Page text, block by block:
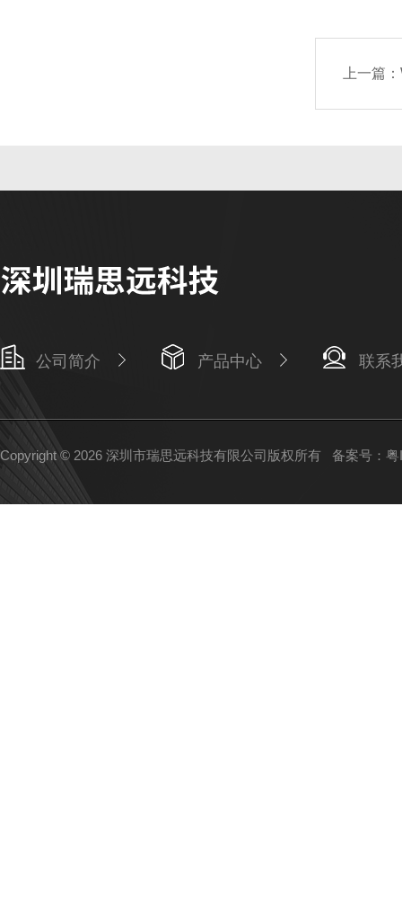
上一篇：
公司简介 产品中心 联系
Copyright © 2026 深圳市瑞思远科技有限公司版权所有 备案号：